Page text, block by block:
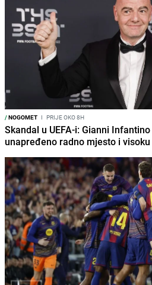
/NOGOMET I PRIJE OKO 8H
Skandal u UEFA-i: Gianni
unapređeno radno mjesto i